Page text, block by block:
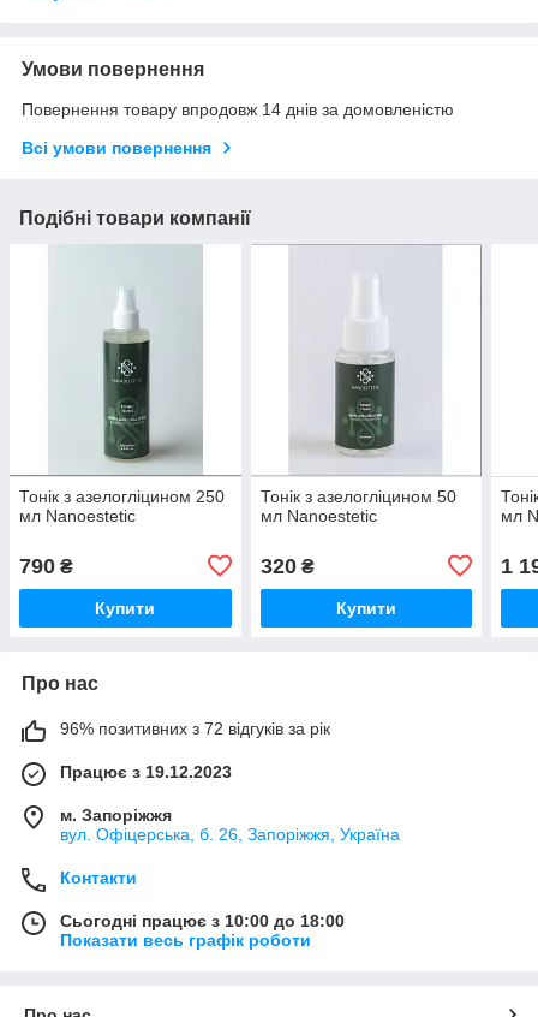
Умови повернення
Повернення товару впродовж 14 днів за домовленістю
Всі умови повернення
Подібні товари компанії
Тонік з азелогліцином 250
мл Nanoestetic
790 ₴
Купити
Тонік з азелогліцином 50
мл Nanoestetic
320₴
Купити
мл
1
Про нас
96% позитивних з 72 відгуків за рік
Працює з 19.12.2023
м. Запоріжжя
вул. Офіцерська, б. 26, Запоріжжя, Україна
Контакти
Сьогодні працює з 10:00 до 18:00
Показати весь графік роботи